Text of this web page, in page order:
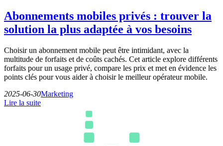
Abonnements mobiles privés : trouver la
solution la plus adaptée à vos besoins
Choisir un abonnement mobile peut être intimidant, avec la
multitude de forfaits et de coûts cachés. Cet article explore différents
forfaits pour un usage privé, compare les prix et met en évidence les
points clés pour vous aider à choisir le meilleur opérateur mobile.
2025-06-30Marketing
Lire la suite